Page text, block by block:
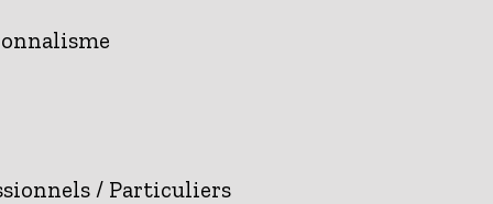
/ Particuliers